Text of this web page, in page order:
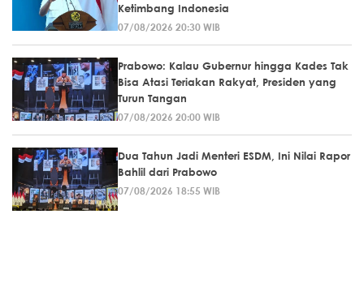
Ketimbang Indonesia
07/08/2026 20:30 WIB
Prabowo: Kalau Gubernur hingga Kades Tak
Bisa Atasi Teriakan Rakyat, Presiden yang
Turun Tangan
07/08/2026 20:00 WIB
Dua Tahun Jadi Menteri ESDM, Ini Nilai Rapor
Bahlil dari Prabowo
07/08/2026 18:55 WIB